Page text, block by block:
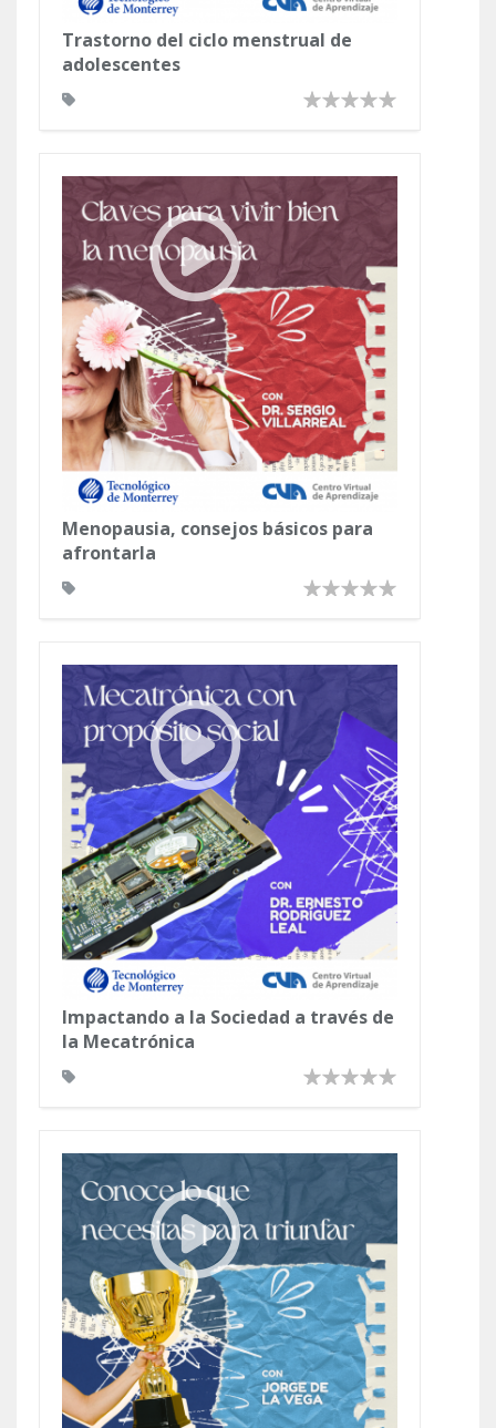
Trastorno del ciclo menstrual de
adolescentes
Menopausia, consejos básicos para
afrontarla
Impactando a la Sociedad a través de
la Mecatrónica